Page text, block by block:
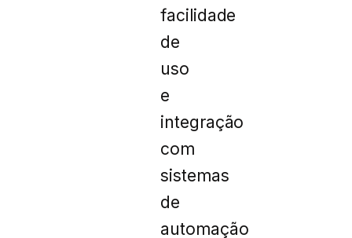
facilidade
de
uso
e
integração
com
sistemas
de
automação